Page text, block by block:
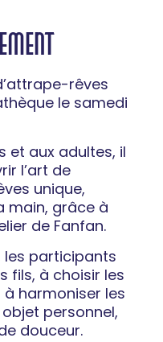
rêves
le samedi
et aux adultes, il
l’art de
unique,
main, grâce à
de Fanfan.
les participants
fils, à choisir les
harmoniser les
personnel,
douceur.